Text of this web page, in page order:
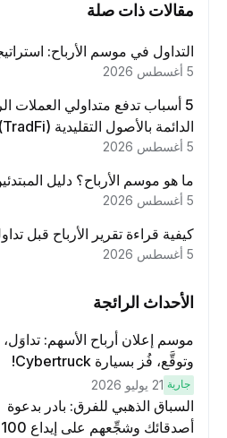
مقالات ذات صلة
التداول في موسم الأرباح:
5 أسباب تدفع متداولي العملات
الدائمة بالأصول التقليدية (TradFi)
ما هو موسم الأرباح؟ دليل المبتدئين
كيفية قراءة تقرير الأرباح قبل تداول
الأحداث الرائجة
موسم إعلان أرباح الأسهم: تداوَل،
وتوقَّع، فُز بسيارة Cybertruck!
جارية 21 يوليو 2026
السباق الذهبي للفرق: بادر بدعوة
أصدقائك وشجِّعهم على